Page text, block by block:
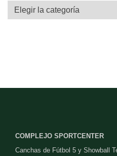
Categorías
COMPLEJO SPORTCENTER
Canchas de Fútbol 5 y Showball